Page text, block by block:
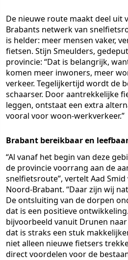
De nieuwe route maakt deel uit
Brabants netwerk van
is helder: meer mensen vaker,
fietsen. Stijn Smeulders,
provincie: “Dat is belangrijk,
komen meer inwoners, meer
verkeer. Tegelijkertijd wordt de
schaarser. Door aantrekkelijke
leggen, ontstaat een extra
vooral voor woon-werkverkeer.”
Brabant bereikbaar en
“Al vanaf het begin van deze
de provincie voorrang aan de
snelfietsroute”, vertelt Aad
Noord-Brabant. “Daar zijn wij
De ontsluiting van de dorpen
dat is een positieve
bijvoorbeeld vanuit Drunen naar
dat is straks een stuk
niet alleen nieuwe fietsers
direct voordelen voor de